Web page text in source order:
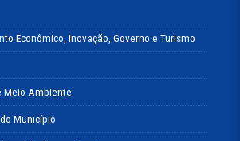
Econômico, Inovação, Governo e Turismo
Meio Ambiente
Município